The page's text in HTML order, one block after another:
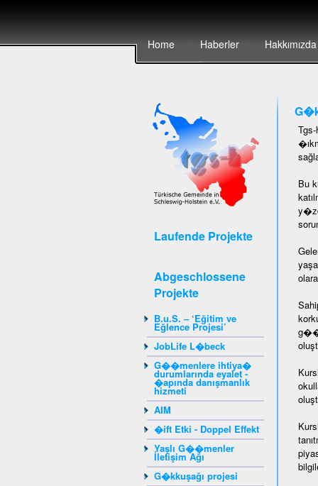
Home Haberler Hakkımızda
Laufende Projekte
Abgeschlossene
Projekte
B.u.S. – ‘Eğitim ve
Eğlence Projesi’
JobLife L�beck
G��menlere ihtiya�
durumlarında eyalet -
�apında danışmanlık
hizmeti
AIM
�ift Etki - Doppel Effekt
Yaşlı G��menler
İletişim Ağı
G�kkuşağı projesi
Bu